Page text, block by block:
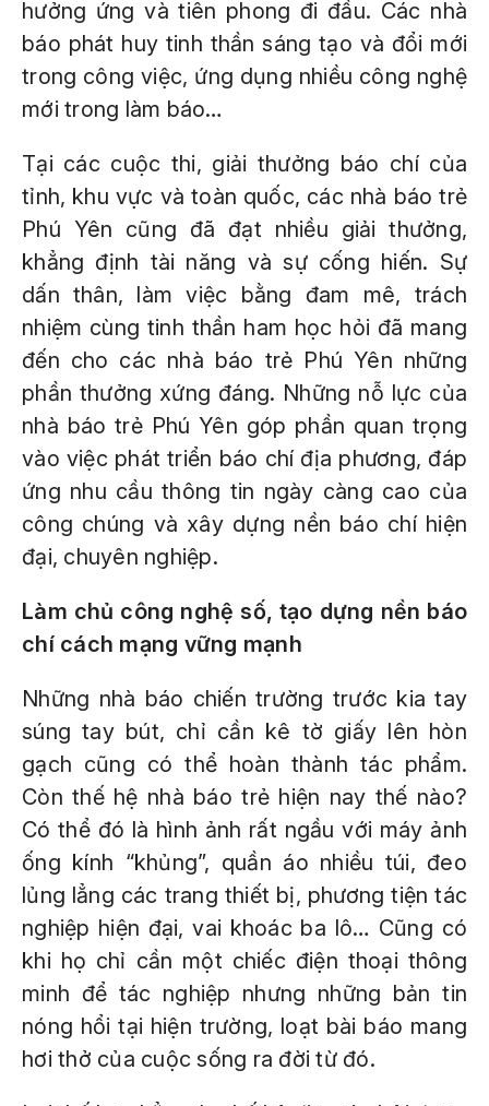
hưởng ứng và tiên phong đi đầu. Các nhà
báo phát huy tinh thần sáng tạo và đổi mới
trong công việc, ứng dụng nhiều công nghệ
mới trong làm báo…
Tại các cuộc thi, giải thưởng báo chí của
tỉnh, khu vực và toàn quốc, các nhà báo trẻ
Phú Yên cũng đã đạt nhiều giải thưởng,
khẳng định tài năng và sự cống hiến. Sự
dấn thân, làm việc bằng đam mê, trách
nhiệm cùng tinh thần ham học hỏi đã mang
đến cho các nhà báo trẻ Phú Yên những
phần thưởng xứng đáng. Những nỗ lực của
nhà báo trẻ Phú Yên góp phần quan trọng
vào việc phát triển báo chí địa phương, đáp
ứng nhu cầu thông tin ngày càng cao của
công chúng và xây dựng nền báo chí hiện
đại, chuyên nghiệp.
Làm chủ công nghệ số, tạo dựng nền báo
chí cách mạng vững mạnh
Những nhà báo chiến trường trước kia tay
súng tay bút, chỉ cần kê tờ giấy lên hòn
gạch cũng có thể hoàn thành tác phẩm.
Còn thế hệ nhà báo trẻ hiện nay thế nào?
Có thể đó là hình ảnh rất ngầu với máy ảnh
ống kính “khủng”, quần áo nhiều túi, đeo
lủng lẳng các trang thiết bị, phương tiện tác
nghiệp hiện đại, vai khoác ba lô… Cũng có
khi họ chỉ cần một chiếc điện thoại thông
minh để tác nghiệp nhưng những bản tin
nóng hổi tại hiện trường, loạt bài báo mang
hơi thở của cuộc sống ra đời từ đó.